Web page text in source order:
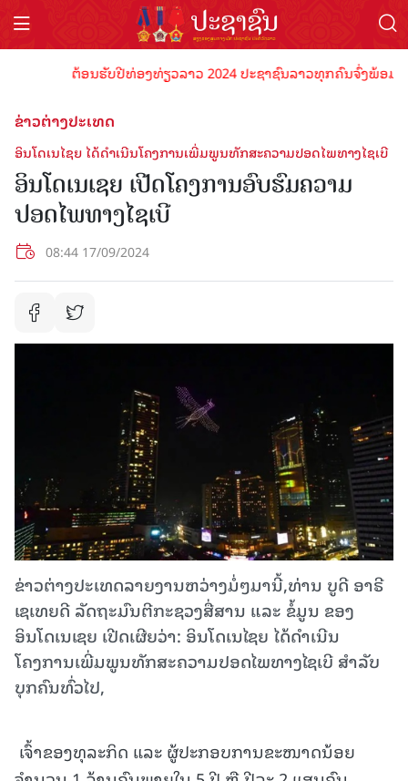
ຕ້ອນຮັບປີທ່ອງທ່ຽວລາວ 2024 ປະຊາຊົນລາວທຸກຄົນຈົ່ງພ້ອມເ
ຂ່າວຕ່າງປະເທດ
ອິນໂດເນໄຊຍ ໄດ້ດຳເນີນໂຄງການເພີ່ມພູນທັກສະຄວາມປອດໄພທາງໄຊເບີ
ອິນໂດເນເຊຍ ເປີດໂຄງການອົບຮົມຄວາມ
ປອດໄພທາງໄຊເບີ
08:44 17/09/2024
ຂ່າວຕ່າງປະເທດລາຍງານຫວ່າງມໍ່ໆມານີ້,ທ່ານ ບູດີ ອາຣີ
ເຊເທຍດີ ລັດຖະມົນຕີກະຊວງສື່ສານ ແລະ ຂໍ້ມູນ ຂອງ
ອິນໂດເນເຊຍ ເປີດເຜີຍວ່າ: ອິນໂດເນໄຊຍ ໄດ້ດຳເນີນ
ໂຄງການເພີ່ມພູນທັກສະຄວາມປອດໄພທາງໄຊເບີ ສໍາລັບ
ບຸກຄົນທົ່ວໄປ,
ເຈົ້າຂອງທຸລະກິດ ແລະ ຜູ້ປະກອບການຂະໜາດນ້ອຍ